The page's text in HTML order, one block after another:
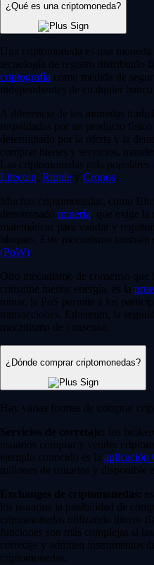
¿Qué es una criptomoneda?
Una criptomoneda es una
tecnología de registro distribuido
criptografía como medida de
independientes de cualquier banco
A diferencia de las monedas
respaldadas por un producto
determinado por la oferta y la
comprar bienes y servicios,
Las criptomonedas más populares
Litecoin Ripple y Cronos
Muchas criptomonedas, como
denominado minería , que exige
matemáticas para validar y
bloques. Este mecanismo también
(PoW)
Otro mecanismo de consenso
consume menos energía, es la
minar, la PoS permite a los
transacciones. Ethereum, la
mecanismo de consenso.
¿Dónde comprar criptomonedas?
Hay varias formas de comprar
Servicios de corretaje: los
usuarios comprar y vender
ejemplo conocido es la aplicación
millones de usuarios y disponible
Exchanges de criptomonedas:
los usuarios la posibilidad de
criptomonedas utilizando dinero
funciones son más complejas si
corretaje y admiten instrumentos
criptomonedas.